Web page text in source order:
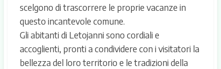
scelgono di trascorrere le proprie vacanze in
questo incantevole comune.
Gli abitanti di Letojanni sono cordiali e
accoglienti, pronti a condividere con i visitatori la
bellezza del loro territorio e le tradizioni della